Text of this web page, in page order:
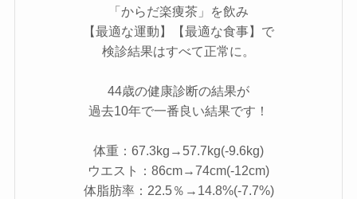
「からだ楽痩茶」を飲み
【最適な運動】【最適な食事】で
検診結果はすべて正常に。
44歳の健康診断の結果が
過去10年で一番良い結果です！
体重：67.3kg→57.7kg(-9.6kg)
ウエスト：86cm→74cm(-12cm)
体脂肪率：22.5％→14.8%(-7.7%)